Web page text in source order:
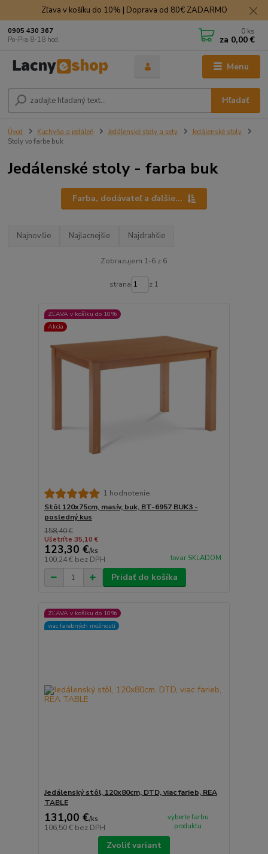
Zľava v košíku do 10% | Doprava od 80€ ZADARMO
Menu
Hľadať
0905 430 367
Po-Pia 8-18 hod.
0 ks
za 0,00 €
Úvod Kuchyňa a jedáleň Jedálenské stoly a sety
Jedálenské stoly
Stoly vo farbe buk
Jedálenské stoly - farba buk
Farba, dodávateľ a ďalšie...
Najnovšie Najlacnejšie Najdrahšie
Zobrazujem 1-6 z 6
strana z 1
ZĽAVA v košíku do 10%
Akcia
1 hodnotenie
Stôl 120x75cm, masív, buk, BT-6957 BUK3 -
posledný kus
158,40 €
Ušetríte 35,10 €
123,30 €/ks
100,24 € bez DPH tovar SKLADOM
Pridať do košíka
ZĽAVA v košíku do 10%
viac farebných možností
Jedálenský stôl, 120x80cm, DTD, viac farieb, REA
TABLE
131,00 €/ks
106,50 € bez DPH
vyberte farbu
produktu
Zvoliť variant